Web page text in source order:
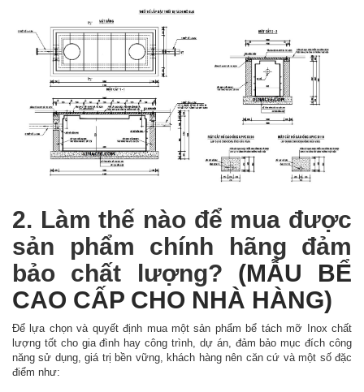
2. Làm thế nào để mua được
sản phẩm chính hãng đảm
bảo chất lượng? (MẪU BỂ
CAO CẤP CHO NHÀ HÀNG)
Để lựa chọn và quyết định mua một sản phẩm bể tách mỡ Inox chất
lượng tốt cho gia đình hay công trình, dự án, đảm bảo mục đích công
năng sử dụng, giá trị bền vững, khách hàng nên căn cứ và một số đặc
điểm như: